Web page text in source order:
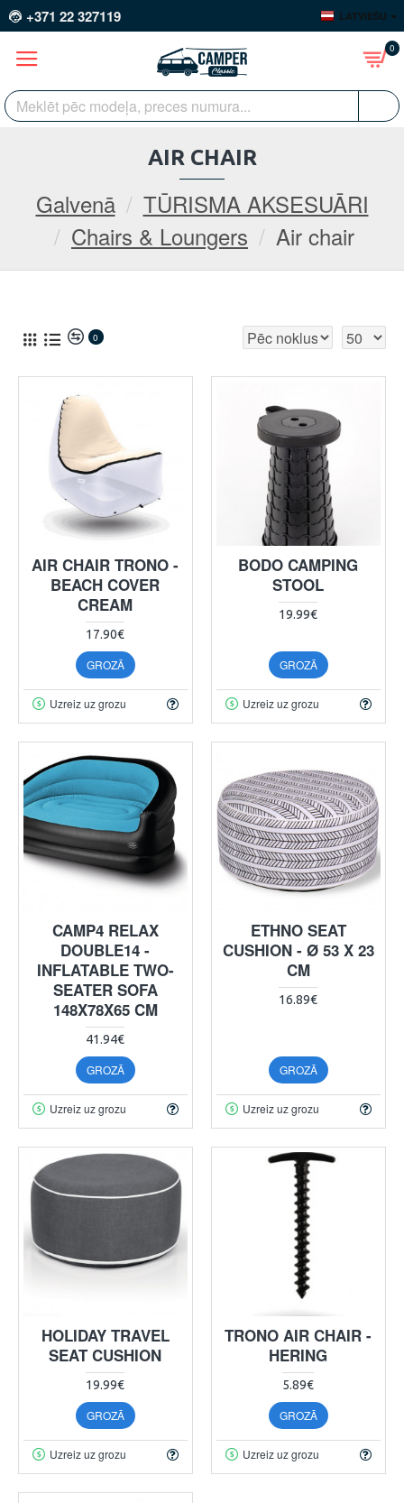
+371 22 327119 LATVIEŠU
0
Galvenā
TŪRISMA AKSESUĀRI
Chairs & Loungers
Air chair
AIR CHAIR
0
AIR CHAIR TRONO -
BEACH COVER
CREAM
17.90€
GROZĀ
Uzreiz uz grozu
BODO CAMPING
STOOL
19.99€
GROZĀ
Uzreiz uz grozu
CAMP4 RELAX
DOUBLE14 -
INFLATABLE TWO-
SEATER SOFA
148X78X65 CM
41.94€
GROZĀ
Uzreiz uz grozu
ETHNO SEAT
CUSHION - Ø 53 X 23
CM
16.89€
GROZĀ
Uzreiz uz grozu
HOLIDAY TRAVEL
SEAT CUSHION
19.99€
GROZĀ
Uzreiz uz grozu
TRONO AIR CHAIR -
HERING
5.89€
GROZĀ
Uzreiz uz grozu